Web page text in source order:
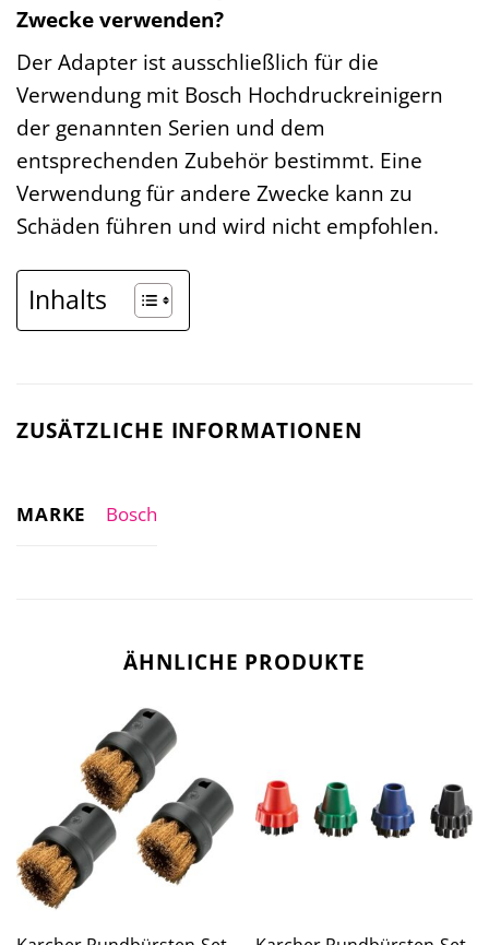
Zwecke verwenden?
Der Adapter ist ausschließlich für die
Verwendung mit Bosch Hochdruckreinigern
der genannten Serien und dem
entsprechenden Zubehör bestimmt. Eine
Verwendung für andere Zwecke kann zu
Schäden führen und wird nicht empfohlen.
Inhalts
ZUSÄTZLICHE INFORMATIONEN
MARKE Bosch
ÄHNLICHE PRODUKTE